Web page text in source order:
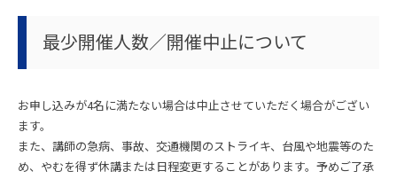
最少開催人数／開催中止について
お申し込みが4名に満たない場合は中止させていただく場合がござい
ます。
また、講師の急病、事故、交通機関のストライキ、台風や地震等のた
め、やむを得ず休講または日程変更することがあります。予めご了承